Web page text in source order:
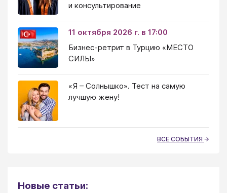
и консультирование
11 октября 2026 г. в 17:00
Бизнес-ретрит в Турцию «МЕСТО
СИЛЫ»
«Я – Солнышко». Тест на самую
лучшую жену!
ВСЕ СОБЫТИЯ
Новые статьи: